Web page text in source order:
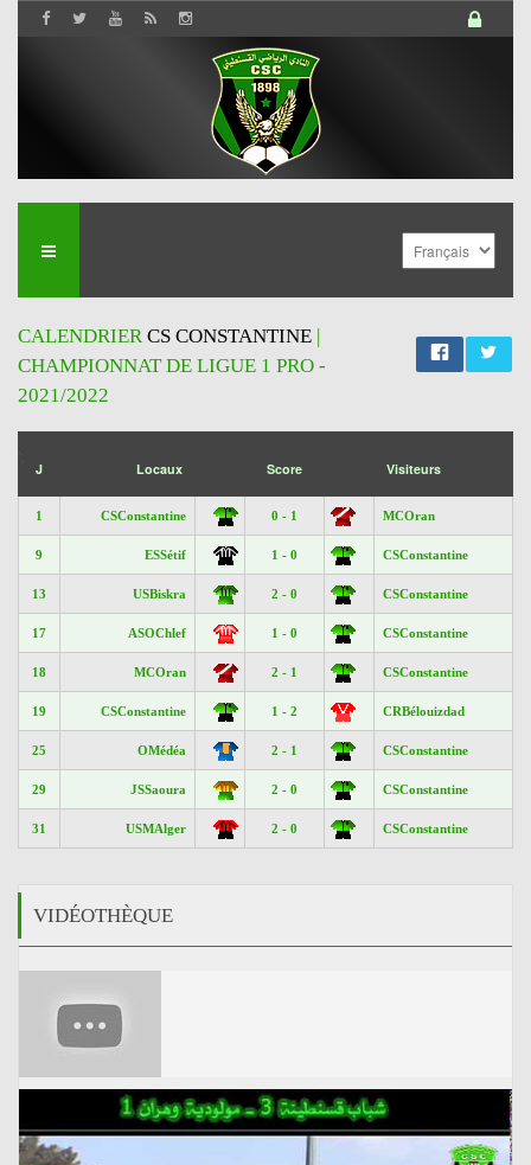
CALENDRIERCS CONSTANTINE |
CHAMPIONNAT DE LIGUE 1 PRO -
2021/2022
J Locaux Score Visiteurs
1 CSConstantine 0 - 1 MCOran
9 ESSétif 1 - 0 CSConstantine
13 USBiskra 2 - 0 CSConstantine
17 ASOChlef 1 - 0 CSConstantine
18 MCOran 2 - 1 CSConstantine
19 CSConstantine 1 - 2 CRBélouizdad
25 OMédéa 2 - 1 CSConstantine
29 JSSaoura 2 - 0 CSConstantine
31 USMAlger 2 - 0 CSConstantine
VIDÉOTHÈQUE